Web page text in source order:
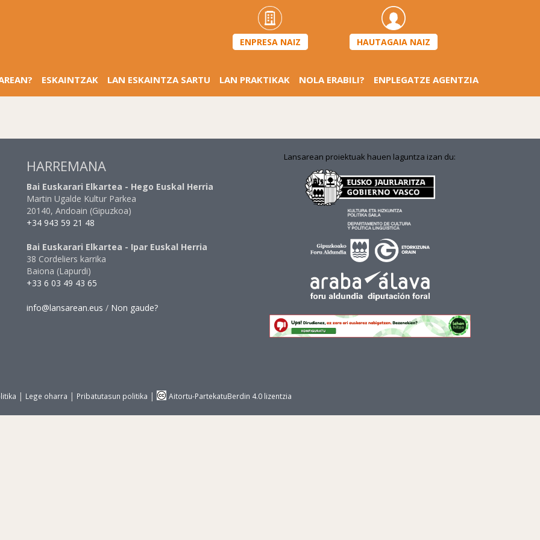
ENPRESA NAIZ HAUTAGAIA NAIZ
ESKAINTZAK LAN ESKAINTZA SARTU LAN PRAKTIKAK NOLA ERABILI? ENPLEGATZE AGENTZIA
HARREMANA
Bai Euskarari Elkartea - Hego Euskal Herria
Martin Ugalde Kultur Parkea
20140, Andoain (Gipuzkoa)
+34 943 59 21 48
Bai Euskarari Elkartea - Ipar Euskal Herria
38 Cordeliers karrika
Baiona (Lapurdi)
+33 6 03 49 43 65
info@lansarean.eus / Non gaude?
Lansarean proiektuak hauen laguntza izan du:
| Lege oharra | Pribatutasun politika | Aitortu-PartekatuBerdin 4.0 lizentzia